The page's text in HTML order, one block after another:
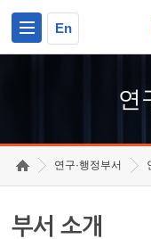
En
연
연구·행정부서
부서 소개